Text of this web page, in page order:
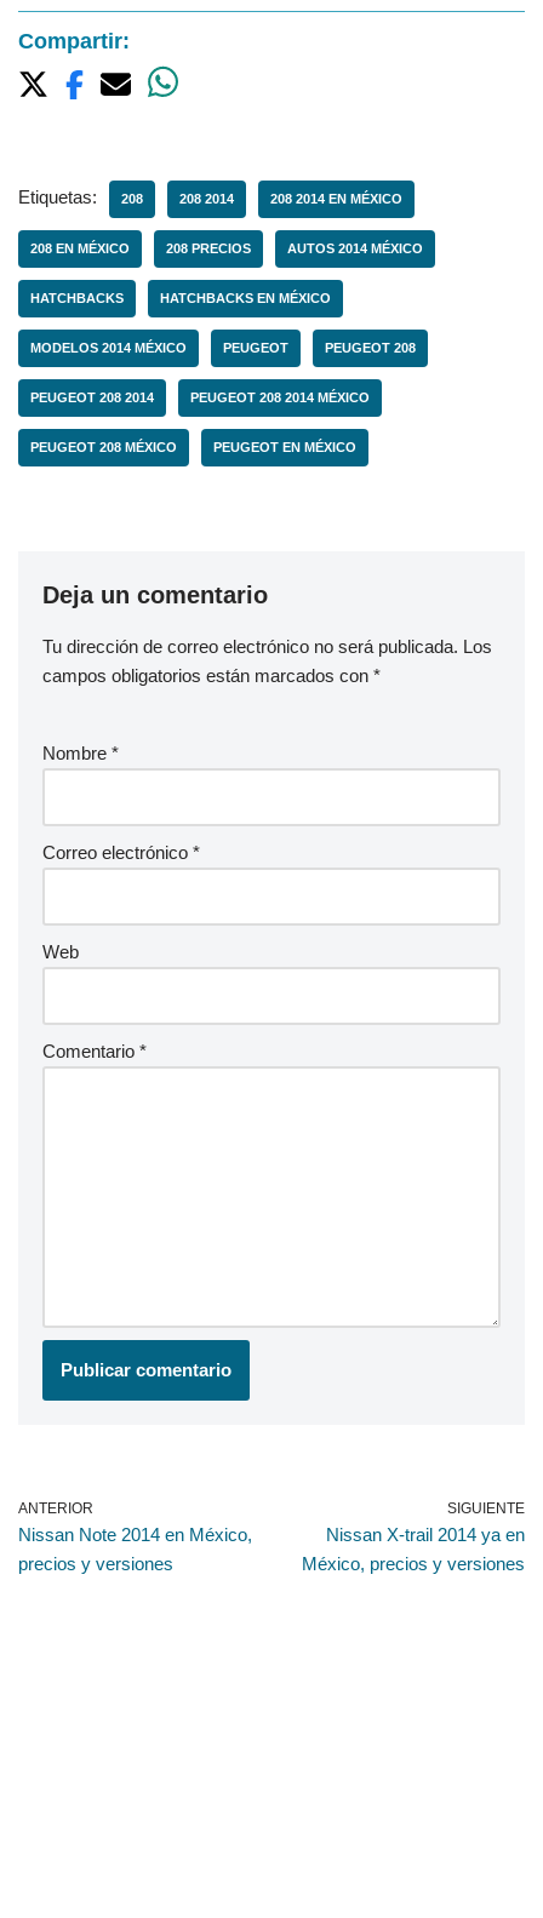
Compartir:
Etiquetas: 208 208 2014 208 2014 EN MÉXICO
208 EN MÉXICO 208 PRECIOS AUTOS 2014 MÉXICO
HATCHBACKS HATCHBACKS EN MÉXICO
MODELOS 2014 MÉXICO PEUGEOT PEUGEOT 208
PEUGEOT 208 2014 PEUGEOT 208 2014 MÉXICO
PEUGEOT 208 MÉXICO PEUGEOT EN MÉXICO
Deja un comentario
Tu dirección de correo electrónico no será publicada. Los
campos obligatorios están marcados con *
Nombre *
Correo electrónico *
Web
Comentario *
ANTERIOR
Nissan Note 2014 en México,
precios y versiones
SIGUIENTE
Nissan X-trail 2014 ya en
México, precios y versiones